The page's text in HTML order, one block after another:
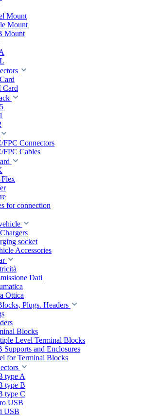
Mount
Mount
Mount
Card
FPC Connectors
FPC Cables
for connection
socket
Accessories
Dati
Ottica
Plugs. Headers
Blocks
Level Terminal Blocks
Supports and Enclosures
for Terminal Blocks
type A
type B
type C
USB
USB